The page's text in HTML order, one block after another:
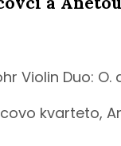
Violin Duo: O.
kvarteto,